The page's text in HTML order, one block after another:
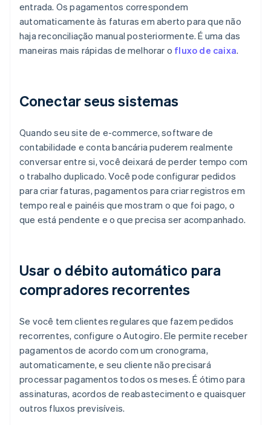
entrada. Os pagamentos correspondem
automaticamente às faturas em aberto para que não
haja reconciliação manual posteriormente. É uma das
maneiras mais rápidas de melhorar o fluxo de caixa.
Conectar seus sistemas
Quando seu site de e-commerce, software de
contabilidade e conta bancária puderem realmente
conversar entre si, você deixará de perder tempo com
o trabalho duplicado. Você pode configurar pedidos
para criar faturas, pagamentos para criar registros em
tempo real e painéis que mostram o que foi pago, o
que está pendente e o que precisa ser acompanhado.
Usar o débito automático para
compradores recorrentes
Se você tem clientes regulares que fazem pedidos
recorrentes, configure o Autogiro. Ele permite receber
pagamentos de acordo com um cronograma,
automaticamente, e seu cliente não precisará
processar pagamentos todos os meses. É ótimo para
assinaturas, acordos de reabastecimento e quaisquer
outros fluxos previsíveis.